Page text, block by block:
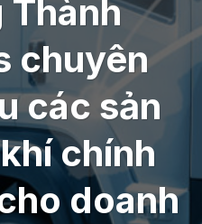
Thành
chuyên
các sản
chính
doanh